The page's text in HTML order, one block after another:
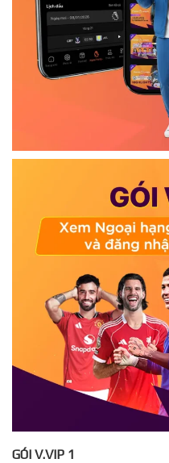
GÓI V.VIP 1